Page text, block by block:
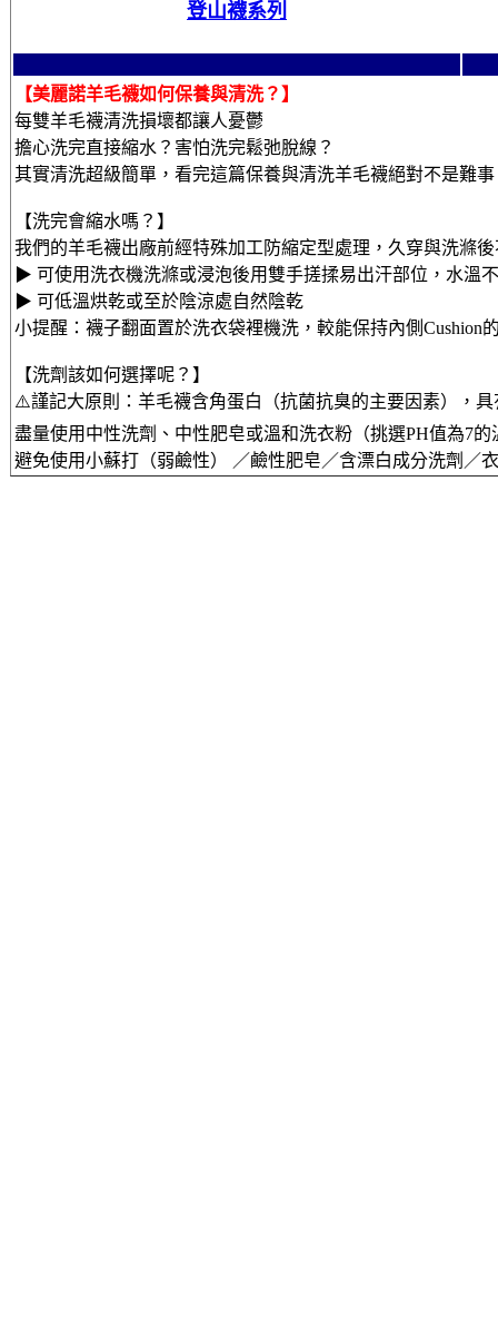
登山襪系列
【美麗諾羊毛襪如何保養與清洗？】
每雙羊毛襪清洗損壞都讓人憂鬱
擔心洗完直接縮水？害怕洗完鬆弛脫線？
其實清洗超級簡單，看完這篇保養與清洗羊毛襪絕對不是難事
【洗完會縮水嗎？】
我們的羊毛襪出廠前經特殊加工防縮定型處理，久穿與洗滌
▶ 可使用洗衣機洗滌或浸泡後用雙手搓揉易出汗部位，水溫
▶ 可低溫烘乾或至於陰涼處自然陰乾
小提醒：襪子翻面置於洗衣袋裡機洗，較能保持內側Cushion
【洗劑該如何選擇呢？】
⚠️謹記大原則：羊毛襪含角蛋白（抗菌抗臭的主要因素），
盡量使用中性洗劑、中性肥皂或溫和洗衣粉（挑選PH值為7的
避免使用小蘇打（弱鹼性） ／鹼性肥皂／含漂白成分洗劑／